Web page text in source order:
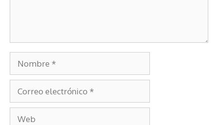
Nombre
Correo
electrónico
Web